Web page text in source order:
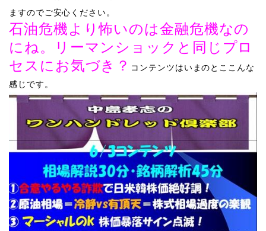
ますのでご安心ください。
石油危機より怖いのは金融危機なの
にね。リーマンショックと同じプロ
セスにお気づき？ コンテンツはいまのとここんな
感じです。